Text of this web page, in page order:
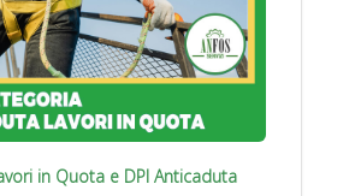
in Quota e DPI Anticaduta